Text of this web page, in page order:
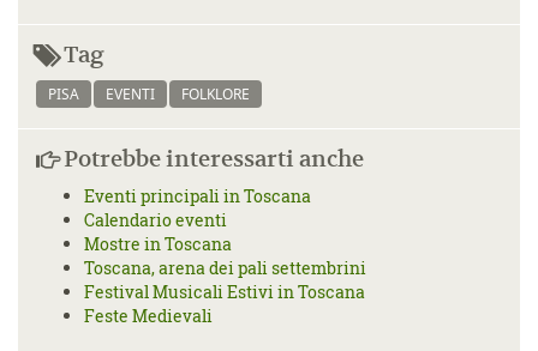
Tag
PISA EVENTI FOLKLORE
Potrebbe interessarti anche
Eventi principali in Toscana
Calendario eventi
Mostre in Toscana
Toscana, arena dei pali settembrini
Festival Musicali Estivi in Toscana
Feste Medievali